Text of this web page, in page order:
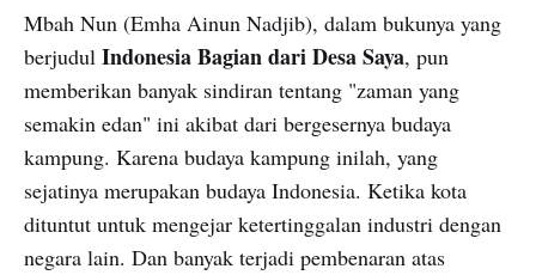
Mbah Nun (Emha Ainun Nadjib), dalam bukunya yang
berjudul Indonesia Bagian dari Desa Saya, pun
memberikan banyak sindiran tentang "zaman yang
semakin edan" ini akibat dari bergesernya budaya
kampung. Karena budaya kampung inilah, yang
sejatinya merupakan budaya Indonesia. Ketika kota
dituntut untuk mengejar ketertinggalan industri dengan
negara lain. Dan banyak terjadi pembenaran atas